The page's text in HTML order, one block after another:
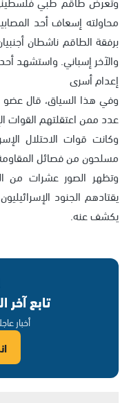
محاولته إسعاف أحد
برفقة الطاقم ناشطان
والآخر إسباني. واستشهد
إعدام أسرى
وفي هذا السياق، قال عضو
عدد ممن اعتقلتهم القوات
وكانت قوات الاحتلال
مسلحون من فصائل
وتظهر الصور عشرات من
يقتادهم الجنود
يكشف عنه.
تابع آخر
أخبار